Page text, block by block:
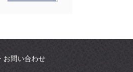
Mute
お問い合わせ